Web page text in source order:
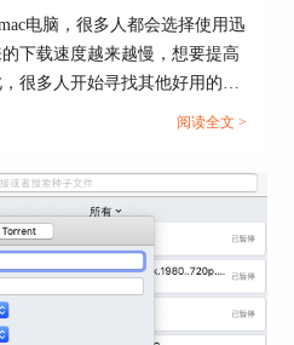
建入口；右侧则是文件的
标签下的下载文件。
电脑，很多人都会选择使用迅
下载速度越来越慢，想要提高
很多人开始寻找其他好用的、
大家介绍苹果电脑下载器除了
。...
阅读全文 >